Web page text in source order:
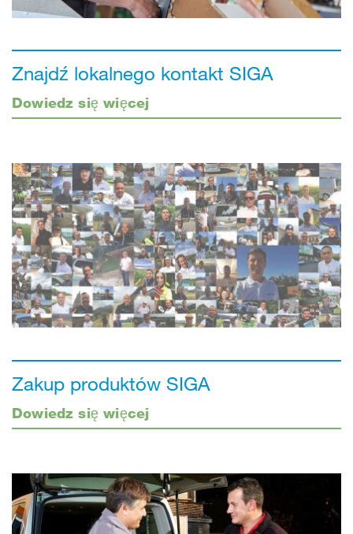
Znajdź lokalnego kontakt SIGA
Dowiedz się więcej
Zakup produktów SIGA
Dowiedz się więcej